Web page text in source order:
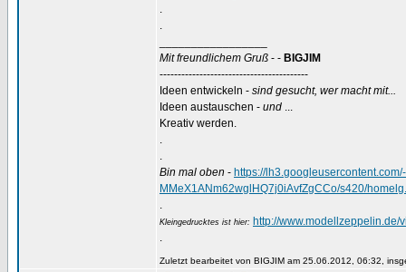
.
.
Mit freundlichem Gruß - - BIGJIM
-----------------------------------------
Ideen entwickeln - sind gesucht, wer macht mit...
Ideen austauschen - und ...
Kreativ werden.
.
.
Bin mal oben - https://
MMeX1ANm62wglHQ7j0iAvfZgCCo/s420/
.
Kleingedrucktes ist hier: http://
.
Zuletzt bearbeitet von BIGJIM am 25.06.2012, 06:32,